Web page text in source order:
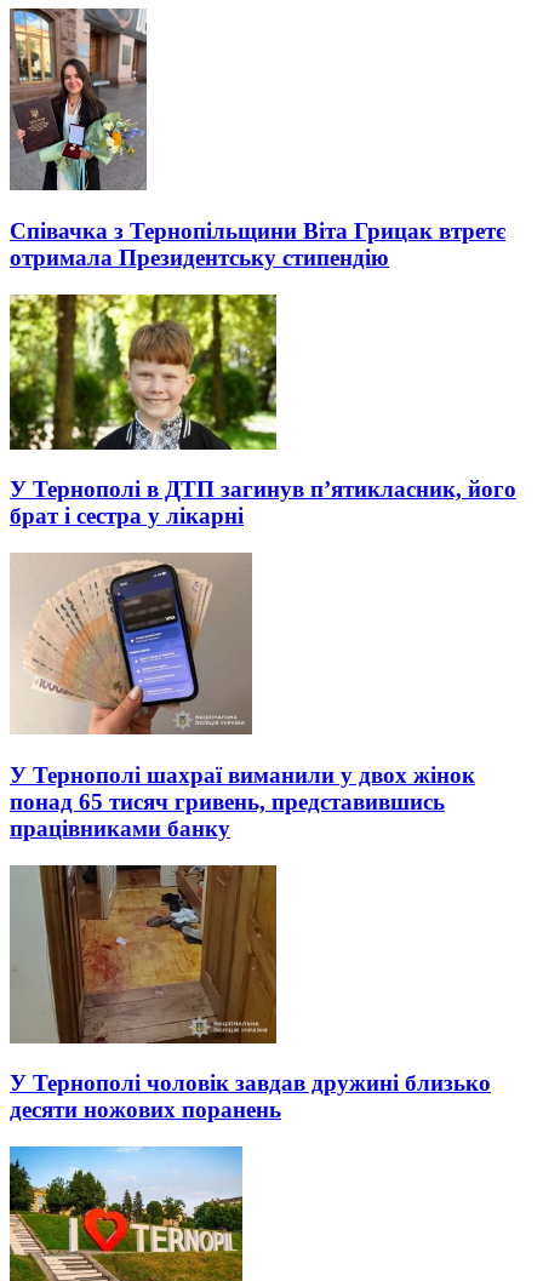
Співачка з Тернопільщини Віта Грицак втретє
отримала Президентську стипендію
У Тернополі в ДТП загинув п’ятикласник, його
брат і сестра у лікарні
У Тернополі шахраї виманили у двох жінок
понад 65 тисяч гривень, представившись
працівниками банку
У Тернополі чоловік завдав дружині близько
десяти ножових поранень